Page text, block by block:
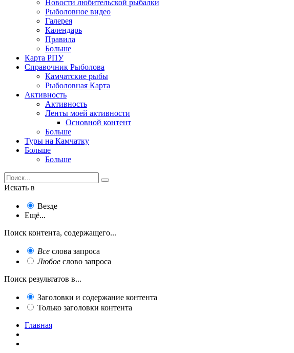
Новости любительской рыбалки
Рыболовное видео
Галерея
Календарь
Правила
Больше
Карта РПУ
Справочник Рыболова
Камчатские рыбы
Рыболовная Карта
Активность
Активность
Ленты моей активности
Основной контент
Больше
Туры на Камчатку
Больше
Больше
Искать в
Везде
Ещё...
Поиск контента, содержащего...
Все слова запроса
Любое слово запроса
Поиск результатов в...
Заголовки и содержание контента
Только заголовки контента
Главная